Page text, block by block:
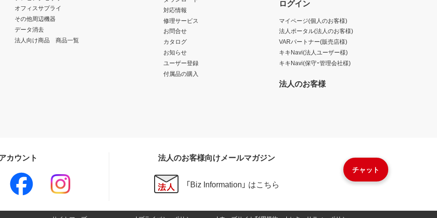
チャット
オフィスサプライ
その他周辺機器
データ消去
法人向け商品 商品一覧
対応情報
修理サービス
お問合せ
カタログ
お知らせ
ユーザー登録
付属品の購入
ログイン
マイページ(個人のお客様)
法人ポータル(法人のお客様)
VARパートナー(販売店様)
キキNavi(法人ユーザー様)
キキNavi(保守・管理会社様)
法人のお客様
カウント 法人のお客様向けメールマガジン
「Biz Information」 はこちら